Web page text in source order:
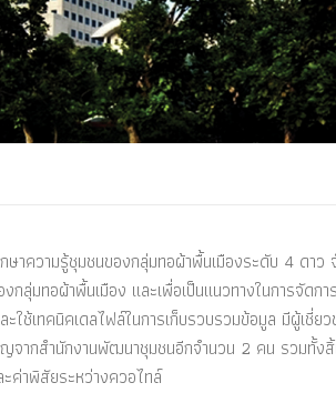
าความรู้ชุมชนของกลุ่มทอผ้าพื้นเมืองระดับ 4 ดา
กลุ่มทอผ้าพื้นเมือง และเพื่อเป็นแนวทางในการจัด
ใช้เทคนิคเดลไฟล์ในการเก็บรวบรวมข้อมูล มีผู้เชี่
จากสำนักงานพัฒนาชุมชนอีกจำนวน 2 คน รวมทั้ง
ค่าพิสัยระหว่างควอไทล์